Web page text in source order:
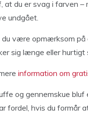
at du er svag i farven
undgået.
være opmærksom på
sig længe eller hurtigt
information om
og gennemskue
fordel, hvis du